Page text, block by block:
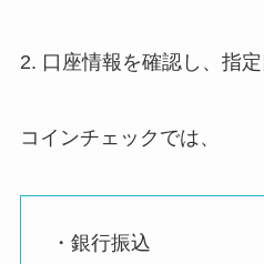
2. 口座情報を確認し、指
コインチェックでは、
・銀行振込